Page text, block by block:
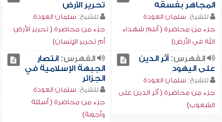
المجاهر بفسقه
للشيخ: سلمان العودة
جزء من محاضرة ( أنتم شهداء
الله في الأرض)
تحرير الأرض
للشيخ: سلمان العودة
جزء من محاضرة ( تحرير الأرض
أم تحرير الإنسان)
الفهرس:أثر الدين
على اليهود
للشيخ: سلمان العودة
جزء من محاضرة ( أثر الدين على
الشعوب)
الفهرس:انتصار
الجبهة الإسلامية في
الجزائر
للشيخ: سلمان العودة
جزء من محاضرة ( أسئلة
وأجوبة)